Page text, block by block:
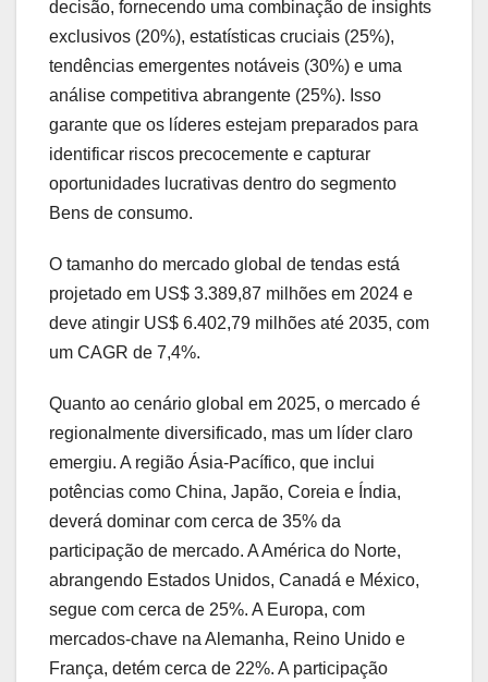
decisão, fornecendo uma combinação de insights
exclusivos (20%), estatísticas cruciais (25%),
tendências emergentes notáveis (30%) e uma
análise competitiva abrangente (25%). Isso
garante que os líderes estejam preparados para
identificar riscos precocemente e capturar
oportunidades lucrativas dentro do segmento
Bens de consumo.
O tamanho do mercado global de tendas está
projetado em US$ 3.389,87 milhões em 2024 e
deve atingir US$ 6.402,79 milhões até 2035, com
um CAGR de 7,4%.
Quanto ao cenário global em 2025, o mercado é
regionalmente diversificado, mas um líder claro
emergiu. A região Ásia-Pacífico, que inclui
potências como China, Japão, Coreia e Índia,
deverá dominar com cerca de 35% da
participação de mercado. A América do Norte,
abrangendo Estados Unidos, Canadá e México,
segue com cerca de 25%. A Europa, com
mercados-chave na Alemanha, Reino Unido e
França, detém cerca de 22%. A participação